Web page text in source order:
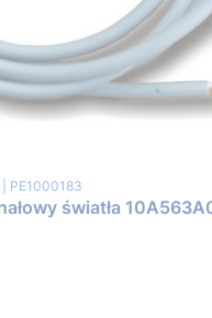
Kod producenta
PE1000183
ASTREL przewód sygnałowy